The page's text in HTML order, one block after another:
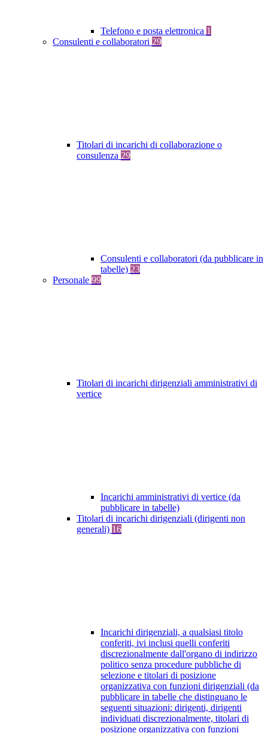
Telefono e posta elettronica 1
Consulenti e collaboratori 29
Titolari di incarichi di collaborazione o
consulenza 29
Consulenti e collaboratori (da pubblicare in
tabelle) 23
Personale 99
Titolari di incarichi dirigenziali amministrativi di
vertice
Incarichi amministrativi di vertice (da
pubblicare in tabelle)
Titolari di incarichi dirigenziali (dirigenti non
generali) 16
Incarichi dirigenziali, a qualsiasi titolo
conferiti, ivi inclusi quelli conferiti
discrezionalmente dall'organo di indirizzo
politico senza procedure pubbliche di
selezione e titolari di posizione
organizzativa con funzioni dirigenziali (da
pubblicare in tabelle che distinguano le
seguenti situazioni: dirigenti, dirigenti
individuati discrezionalmente, titolari di
posizione organizzativa con funzioni